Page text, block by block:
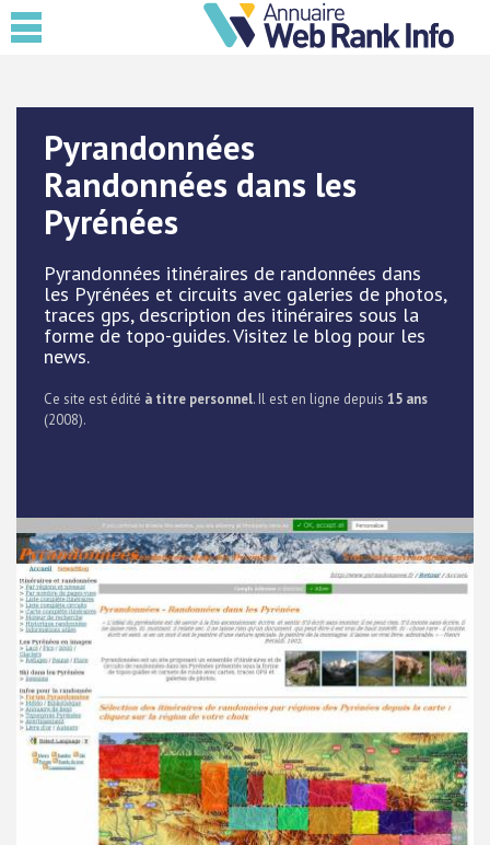
Pyrandonnées
Randonnées dans les
Pyrénées
Pyrandonnées itinéraires de randonnées dans
les Pyrénées et circuits avec galeries de photos,
traces gps, description des itinéraires sous la
forme de topo-guides. Visitez le blog pour les
news.
Ce site est édité à titre personnel. Il est en ligne depuis 15 ans
(2008).